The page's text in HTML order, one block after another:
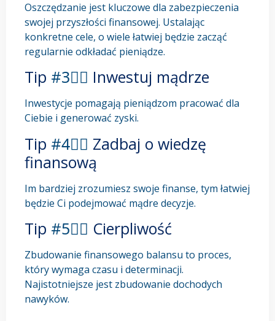
Oszczędzanie jest kluczowe dla zabezpieczenia
swojej przyszłości finansowej. Ustalając
konkretne cele, o wiele łatwiej będzie zacząć
regularnie odkładać pieniądze.
Tip #3⃣▶ Inwestuj mądrze
Inwestycje pomagają pieniądzom pracować dla
Ciebie i generować zyski.
Tip #4⃣▶ Zadbaj o wiedzę
finansową
Im bardziej zrozumiesz swoje finanse, tym łatwiej
będzie Ci podejmować mądre decyzje.
Tip #5⃣▶ Cierpliwość
Zbudowanie finansowego balansu to proces,
który wymaga czasu i determinacji.
Najistotniejsze jest zbudowanie dochodych
nawyków.